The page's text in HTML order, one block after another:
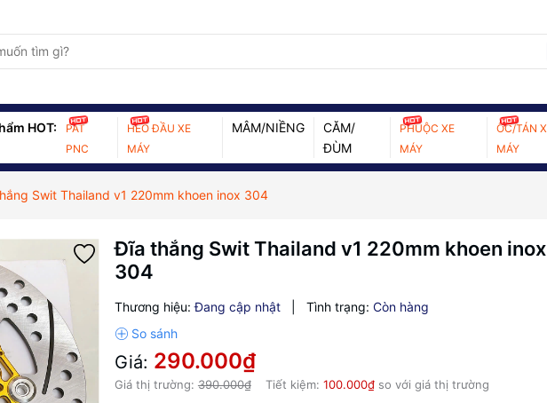
HOT:
PAT
PNC
HEO ĐẦU XE
MÁY
MÂM/NIỀNG
CĂM/
ĐÙM
PHUỘC XE
MÁY
ỐC/TÁN
MÁY
Swit Thailand v1 220mm khoen inox 304
Đĩa thắng Swit Thailand v1 220mm khoen inox
304
Thương hiệu: Đang cập nhật Tình trạng: Còn hàng
Giá: 290.000₫
Giá thị trường: 390.000₫ Tiết kiệm: 100.000₫so với giá thị trường